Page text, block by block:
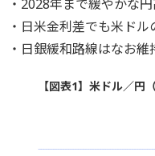
・2028年まで緩やかな
・日米金利差でも米ド
・日銀緩和路線はなお維
【図表1】米ドル／円